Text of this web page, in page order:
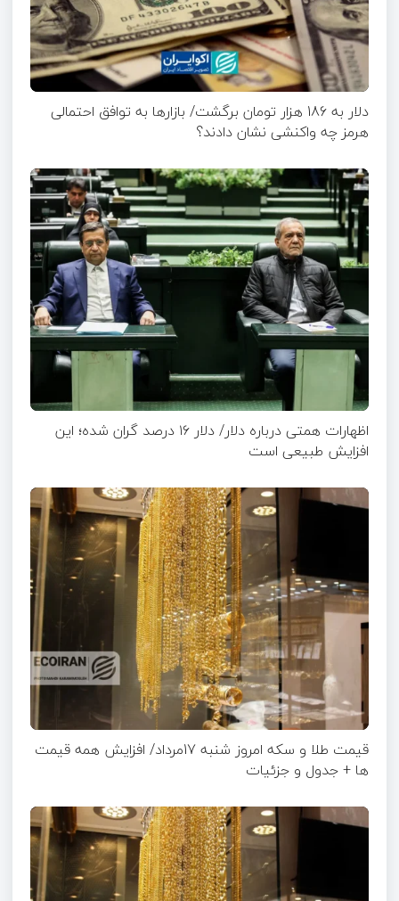
دلار به 186 هزار تومان برگشت/ بازارها به توافق احتمالی
هرمز چه واکنشی نشان دادند؟
اظهارات همتی درباره دلار/ دلار ۱۶ درصد گران شده؛ این
افزایش طبیعی است
قیمت طلا و سکه امروز شنبه 17مرداد/ افزایش همه قیمت
ها + جدول و جزئیات